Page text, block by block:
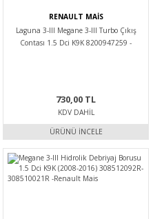
RENAULT MAİS
Laguna 3-III Megane 3-III Turbo Çıkış
Contası 1.5 Dci K9K 8200947259 -
730,00 TL
KDV DAHIL
ÜRÜNÜ İNCELE